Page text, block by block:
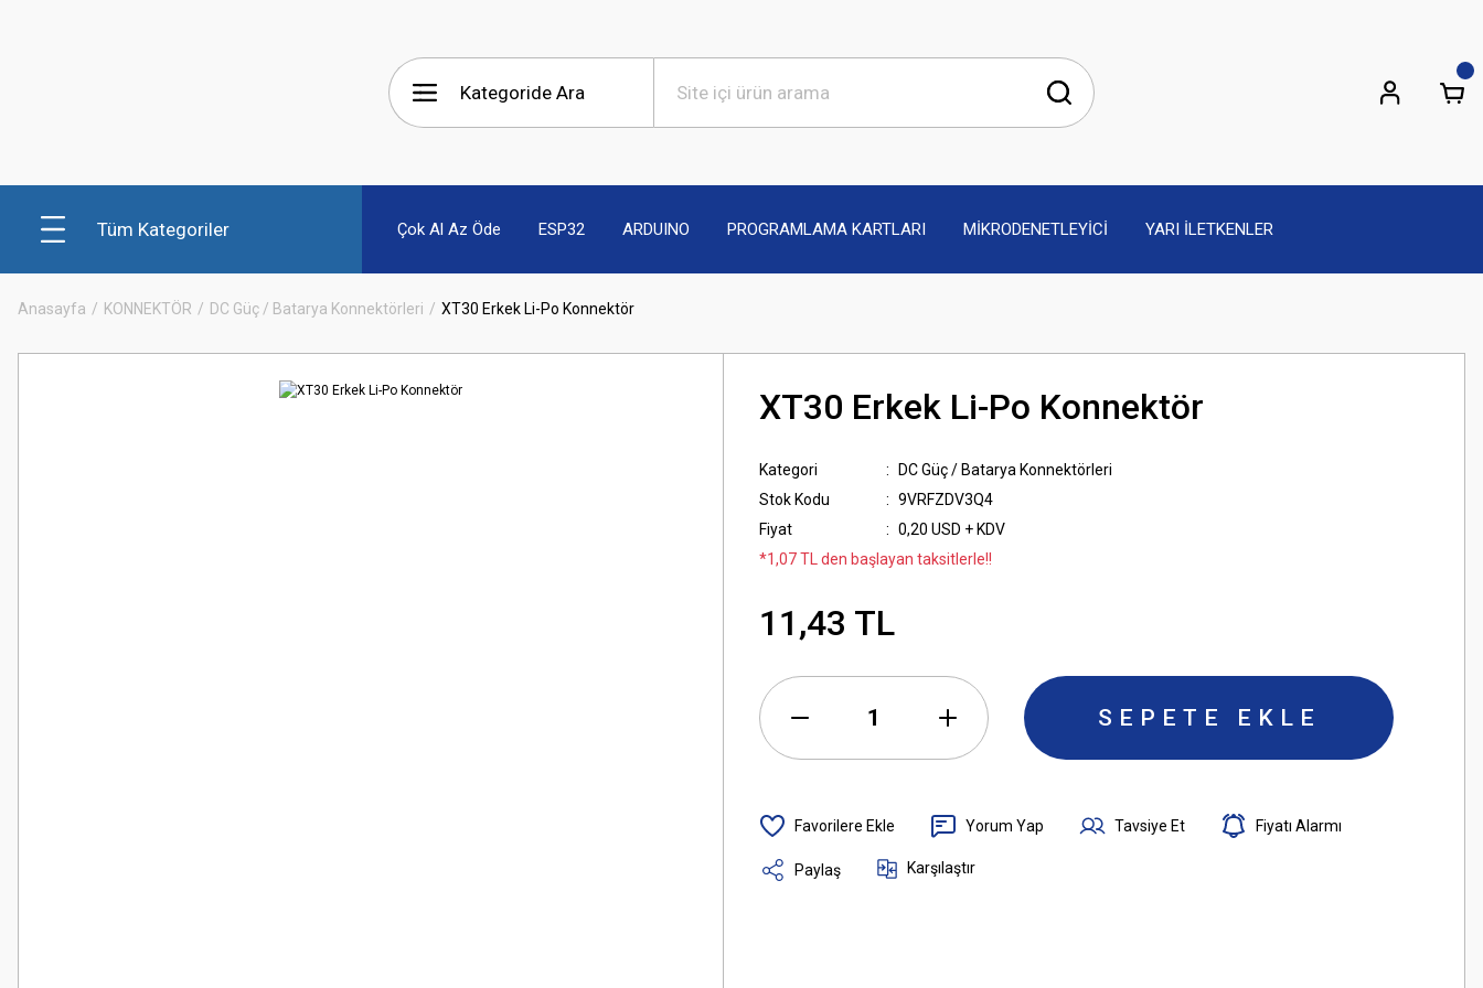
Tüm Kategoriler Çok Al Az Öde ESP32 ARDUINO PROGRAMLAMA KARTLARI MİKRODENETLEYİCİ YARI İLETKENLER
Anasayfa KONNEKTÖR DC Güç / Batarya Konnektörleri XT30 Erkek Li-Po Konnektör
XT30 Erkek Li-Po Konnektör
Kategori
DC Güç / Batarya Konnektörleri
Stok Kodu
9VRFZDV3Q4
Fiyat
0,20 USD + KDV
*1,07 TL den başlayan taksitlerle!!
11,43 TL
SEPETE EKLE
Yorum Yap Tavsiye Et Fiyatı Alarmı
Paylaş Karşılaştır